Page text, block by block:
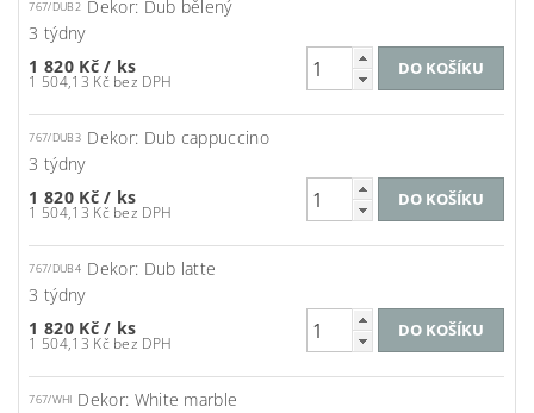
767/DUB2 Dekor: Dub bělený
3 týdny
1 820 Kč/ ks
1 504,13 Kč bez DPH
767/DUB3 Dekor: Dub cappuccino
3 týdny
1 820 Kč/ ks
1 504,13 Kč bez DPH
767/DUB4 Dekor: Dub latte
3 týdny
1 820 Kč/ ks
1 504,13 Kč bez DPH
767/WHI Dekor: White marble